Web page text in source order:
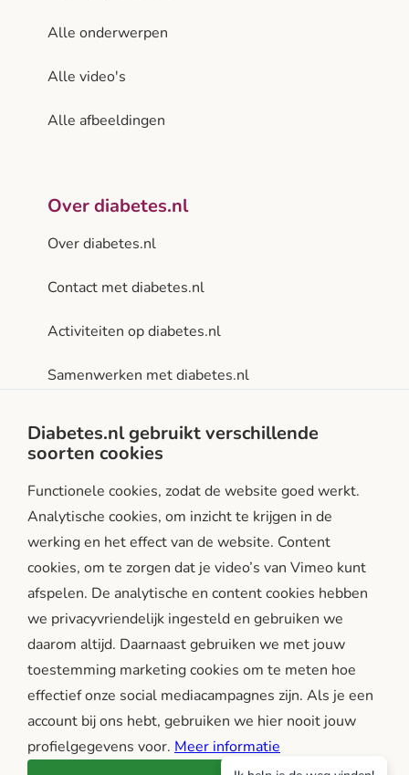
Alle onderwerpen
Alle video's
Alle afbeeldingen
Over diabetes.nl
Over diabetes.nl
Contact met diabetes.nl
Activiteiten op diabetes.nl
Samenwerken met diabetes.nl
diabetes.nl is een initiatief van:
Diabetes.nl gebruikt verschillende
soorten cookies
Functionele cookies, zodat de website goed werkt.
Analytische cookies, om inzicht te krijgen in de
werking en het effect van de website. Content
cookies, om te zorgen dat je video’s van Vimeo kunt
afspelen. De analytische en content cookies hebben
we privacyvriendelijk ingesteld en gebruiken we
daarom altijd. Daarnaast gebruiken we met jouw
toestemming marketing cookies om te meten hoe
effectief onze social mediacampagnes zijn. Als je een
account bij ons hebt, gebruiken we hier nooit jouw
profielgegevens voor. Meer informatie